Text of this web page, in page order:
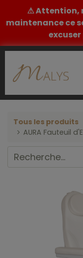
⚠ Attention,
maintenance ce
Tous les produits
AURA Fauteuil